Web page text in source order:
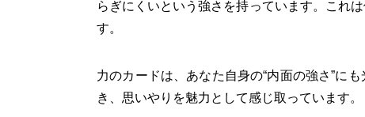
らぎにくいという強さを持っています。これ
す。
力のカードは、あなた自身の“内面の強さ”に
き、思いやりを魅力として感じ取っています。